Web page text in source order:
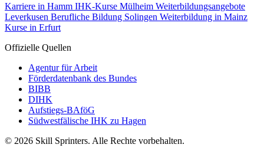
Karriere in Hamm IHK-Kurse Mülheim Weiterbildungsangebote
Leverkusen Berufliche Bildung Solingen Weiterbildung in Mainz
Kurse in Erfurt
Offizielle Quellen
Agentur für Arbeit
Förderdatenbank des Bundes
BIBB
DIHK
Aufstiegs-BAföG
Südwestfälische IHK zu Hagen
© 2026 Skill Sprinters. Alle Rechte vorbehalten.